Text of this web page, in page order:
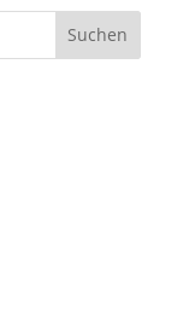
Suchen